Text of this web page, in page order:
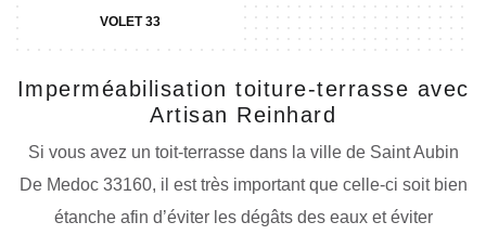
VOLET 33
Imperméabilisation toiture-terrasse avec
Artisan Reinhard
Si vous avez un toit-terrasse dans la ville de Saint Aubin
De Medoc 33160, il est très important que celle-ci soit bien
étanche afin d’éviter les dégâts des eaux et éviter